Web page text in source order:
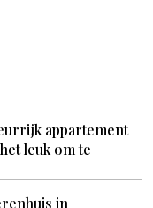
appartement
leuk om te
in